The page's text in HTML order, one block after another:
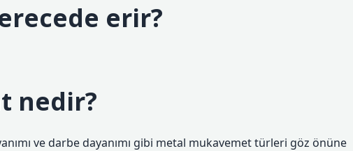
erir?
nedir?
ve darbe dayanımı gibi metal mukavemet türleri göz önüne